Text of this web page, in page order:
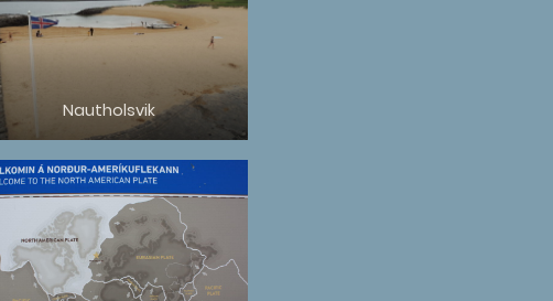
Nautholsvik